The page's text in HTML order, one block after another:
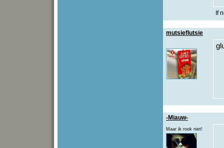
If
mutsieflutsie
-Miauw-
Maar ik rook niet!